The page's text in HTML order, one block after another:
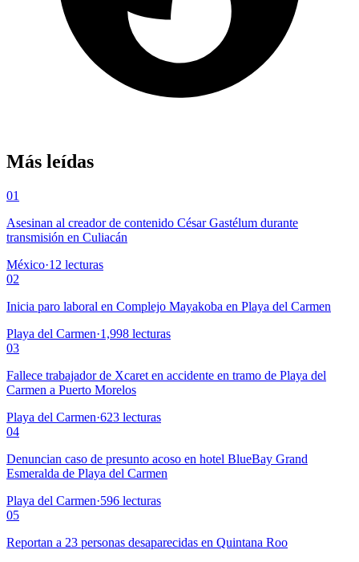
Más leídas
01
Asesinan al creador de contenido César Gastélum durante
transmisión en Culiacán
México·12 lecturas
02
Inicia paro laboral en Complejo Mayakoba en Playa del Carmen
Playa del Carmen·1,998 lecturas
03
Fallece trabajador de Xcaret en accidente en tramo de Playa del
Carmen a Puerto Morelos
Playa del Carmen·623 lecturas
04
Denuncian caso de presunto acoso en hotel BlueBay Grand
Esmeralda de Playa del Carmen
Playa del Carmen·596 lecturas
05
Reportan a 23 personas desaparecidas en Quintana Roo